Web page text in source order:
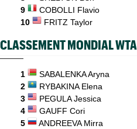
9
COBOLLI Flavio
10
FRITZ Taylor
CLASSEMENT MONDIAL WTA
1 SABALENKA Aryna
2
RYBAKINA Elena
3
PEGULA Jessica
4
GAUFF Cori
5
ANDREEVA Mirra